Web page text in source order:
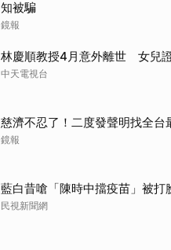
知被騙
鏡報
林慶順教授4月意外離世 女兒
中天電視台
慈濟不忍了！二度發聲明找全
鏡報
藍白昔嗆「陳時中擋疫苗」被打
民視新聞網